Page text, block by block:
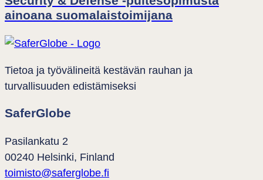
ainoana suomalaistoimijana
Tietoa ja työvälineitä kestävän rauhan ja
turvallisuuden edistämiseksi
SaferGlobe
Pasilankatu 2
00240 Helsinki, Finland
toimisto@saferglobe.fi